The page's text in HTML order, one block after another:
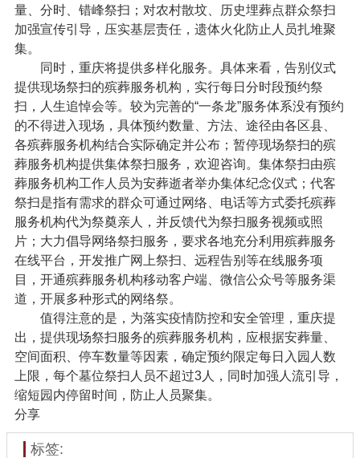
量、分时、错峰祭扫；对农村散坟、历史埋葬点群众祭扫
加强宣传引导，压实基层责任，遗体火化防止人员扎堆聚
集。
同时，重庆将提供多样化服务。具体来看，告别仪式
提供现场祭扫的殡葬服务机构，实行每日分时段预约祭
扫，人生追悼会等。较为完善的“一条龙”服务体系没有预约
的不得进入现场，具体预约数量、方法、途径由各区县、
各殡葬服务机构结合实际确定并公布；暂停现场祭扫的殡
葬服务机构提供集体祭扫服务，欢迎咨询。集体祭扫由殡
葬服务机构工作人员为安葬逝者举办集体纪念仪式；代客
祭扫是指有需求的群众可通过网络、电话等方式委托殡葬
服务机构代为祭奠亲人，并反馈代为祭扫服务视频或照
片；大力倡导网络祭扫服务，要求各地充分利用殡葬服务
在线平台，开发推广网上祭扫、远程告别等在线服务项
目，开通殡葬服务机构移动客户端、微信公众号等服务渠
道，开展多种形式的网络祭。
值得注意的是，为落实疫情防控和安全管理，重庆提
出，提供现场祭扫服务的殡葬服务机构，应根据安葬量、
空间面积、停车数量等因素，确定预约限定每日入园人数
上限，每个墓位祭扫人员不超过3人，同时加强人流引导，
缩短园内停留时间，防止人员聚集。
分享
标签: